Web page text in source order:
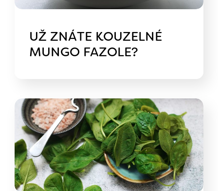
UŽ ZNÁTE KOUZELNÉ
MUNGO FAZOLE?